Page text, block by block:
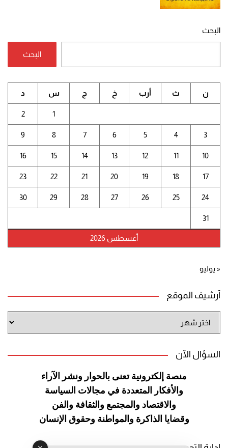
البحث
البحث
أغسطس 2026
ن ث أرب خ ج س د
1
2
3
4
5
6
7
8
9
10
11
12
13
14
15
16
17
18
19
20
21
22
23
24
25
26
27
28
29
30
31
« يوليو
أرشيف الموقع
الموقع
السؤال الآن
منصة إلكترونية تعنى بالحوار ونشر الآراء
والأفكار المتعددة في مجالات السياسة
والاقتصاد والمجتمع والثقافة والفن
وقضايا الذاكرة والمواطنة وحقوق الإنسان